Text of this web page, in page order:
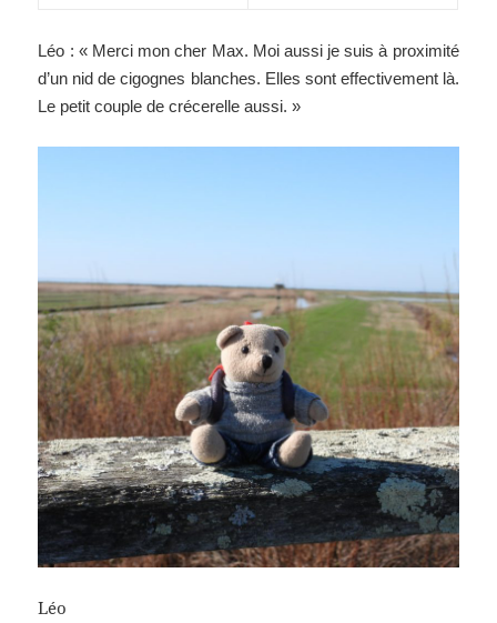
Léo : « Merci mon cher Max. Moi aussi je suis à proximité
d’un nid de cigognes blanches. Elles sont effectivement là.
Le petit couple de crécerelle aussi. »
Léo